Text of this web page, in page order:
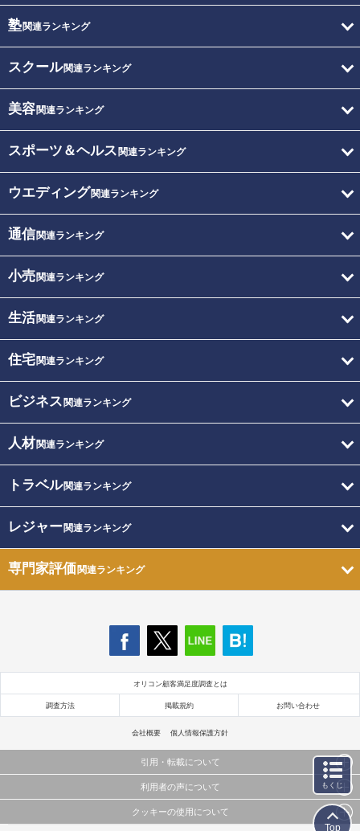
塾関連ランキング
スクール関連ランキング
美容関連ランキング
スポーツ＆ヘルス 関連ランキング
ウエディング関連ランキング
通信関連ランキング
小売関連ランキング
生活関連ランキング
住宅関連ランキング
ビジネス 関連ランキング
人材関連ランキング
トラベル関連ランキング
レジャー関連ランキング
専門家評価関連ランキング
オリコン顧客満足度調査とは
調査方法 掲載規約 お問い合わせ
会社概要 個人情報保護方針
引用・転載について
当サイトで公開されている情報（文字、写真、イラスト、画像データ等）及びこれらの配置・
これらの情報を権利者の許可なく無断転載・複製などの二次利用を行うことは固く禁じており
利用者の声について
当サイトに掲載している内容はすべてサービスの利用者が提出された見解・感想です。
クッキーの使用について
もくじ
Top